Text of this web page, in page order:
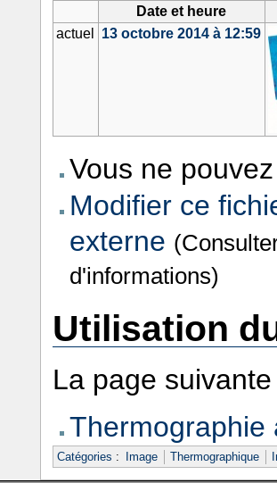
Date et heure
actuel
13 octobre 2014 à 12:59
Vous ne
Modifier ce
externe
d'informations)
Utilisation
La page
Thermographie
Catégories : Image Thermographique